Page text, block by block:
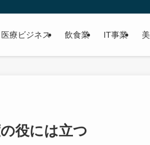
医療ビジネス 飲食業 IT事業
役には立つ